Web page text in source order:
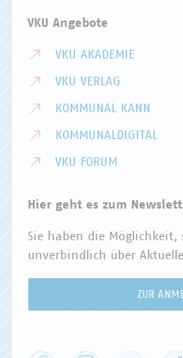
VKU Angebote
VKU AKADEMIE
VKU VERLAG
KOMMUNAL KANN
KOMMUNALDIGITAL
VKU FORUM
Hier geht es zum
Sie haben die
unverbindlich über
ZUR